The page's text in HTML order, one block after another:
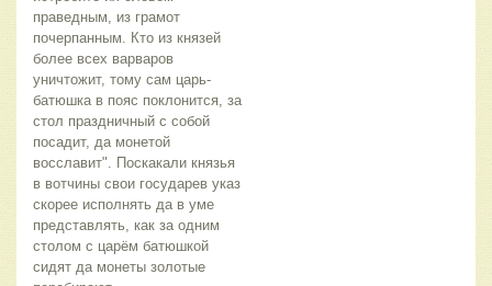
праведным, из грамот
почерпанным. Кто из князей
более всех варваров
уничтожит, тому сам царь-
батюшка в пояс поклонится, за
стол праздничный с собой
посадит, да монетой
восславит". Поскакали князья
в вотчины свои государев указ
скорее исполнять да в уме
представлять, как за одним
столом с царём батюшкой
сидят да монеты золотые